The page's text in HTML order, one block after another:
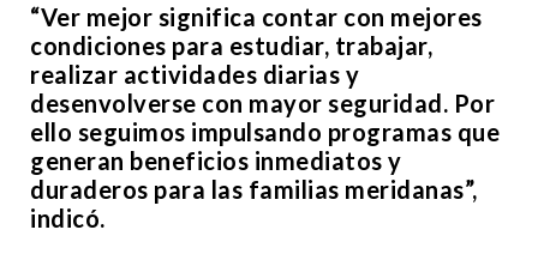
“Ver mejor significa contar con mejores
condiciones para estudiar, trabajar,
realizar actividades diarias y
desenvolverse con mayor seguridad. Por
ello seguimos impulsando programas que
generan beneficios inmediatos y
duraderos para las familias meridanas”,
indicó.